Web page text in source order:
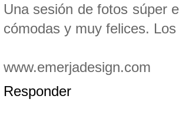
Una sesión de fotos súper
cómodas y muy felices.
www.emerjadesign.com
Responder